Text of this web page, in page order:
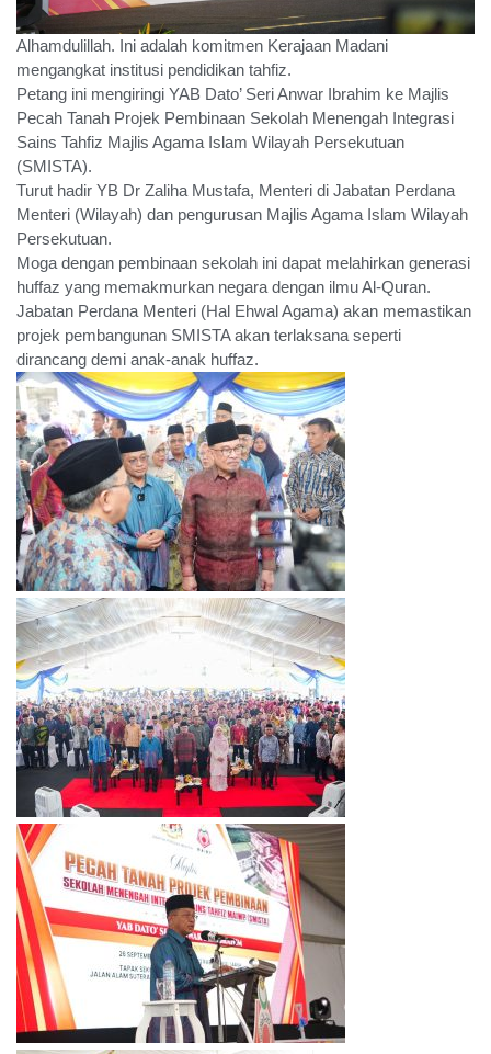
Alhamdulillah. Ini adalah komitmen Kerajaan Madani
mengangkat institusi pendidikan tahfiz.
Petang ini mengiringi YAB Dato’ SeriAnwar Ibrahim ke Majlis
Pecah Tanah Projek Pembinaan Sekolah Menengah Integrasi
Sains Tahfiz Majlis Agama Islam Wilayah Persekutuan
(SMISTA).
Turut hadir YB Dr Zaliha Mustafa, Menteri di Jabatan Perdana
Menteri (Wilayah) dan pengurusan Majlis Agama Islam Wilayah
Persekutuan.
Moga dengan pembinaan sekolah ini dapat melahirkan generasi
huffaz yang memakmurkan negara dengan ilmu Al-Quran.
Jabatan Perdana Menteri (Hal Ehwal Agama) akan memastikan
projek pembangunan SMISTA akan terlaksana seperti
dirancang demi anak-anak huffaz.